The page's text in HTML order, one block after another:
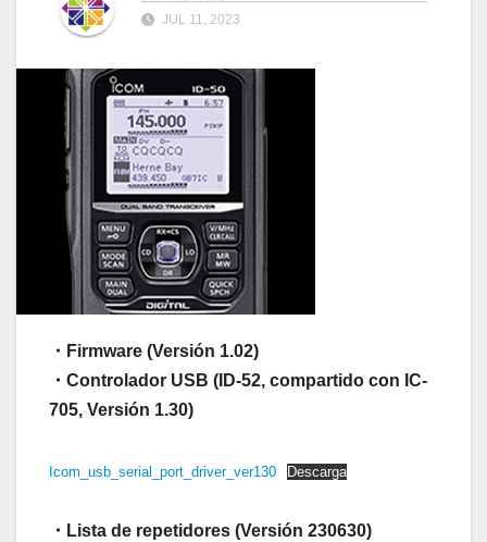
JUL 11, 2023
・Firmware (Versión 1.02)
・Controlador USB (ID-52, compartido con IC-
705, Versión 1.30)
Icom_usb_serial_port_driver_ver130 Descarga
・Lista de repetidores (Versión 230630)